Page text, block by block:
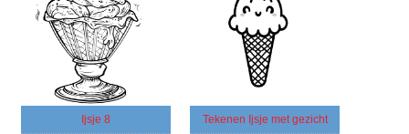
Ijsje 8 Tekenen Ijsje met gezicht